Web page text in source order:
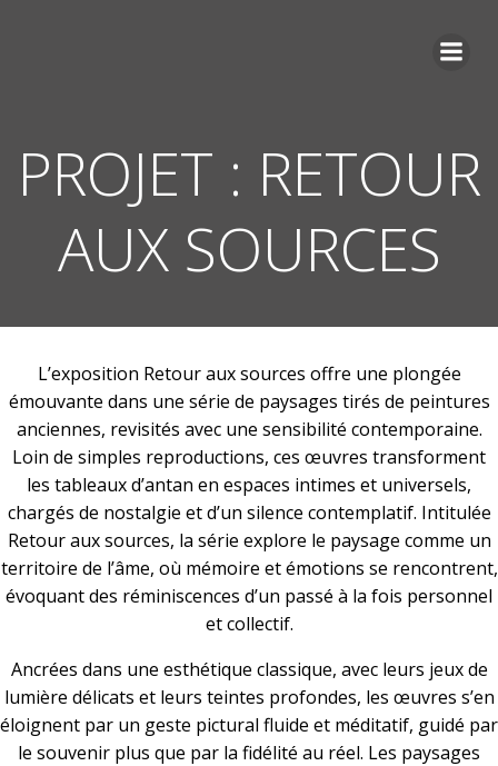
PROJET : RETOUR
AUX SOURCES
L’exposition Retour aux sources offre une plongée
émouvante dans une série de paysages tirés de peintures
anciennes, revisités avec une sensibilité contemporaine.
Loin de simples reproductions, ces œuvres transforment
les tableaux d’antan en espaces intimes et universels,
chargés de nostalgie et d’un silence contemplatif. Intitulée
Retour aux sources, la série explore le paysage comme un
territoire de l’âme, où mémoire et émotions se rencontrent,
évoquant des réminiscences d’un passé à la fois personnel
et collectif.
Ancrées dans une esthétique classique, avec leurs jeux de
lumière délicats et leurs teintes profondes, les œuvres s’en
éloignent par un geste pictural fluide et méditatif, guidé par
le souvenir plus que par la fidélité au réel. Les paysages